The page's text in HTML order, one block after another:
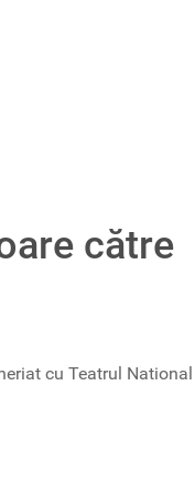
către
cu Teatrul National